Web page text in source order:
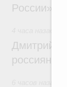
России»
Дмитрий
россиян с